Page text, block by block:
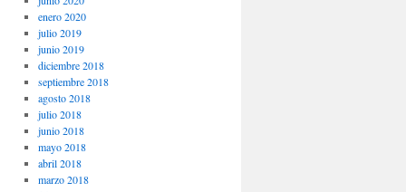
enero 2020
julio 2019
junio 2019
diciembre 2018
septiembre 2018
agosto 2018
julio 2018
junio 2018
mayo 2018
abril 2018
marzo 2018